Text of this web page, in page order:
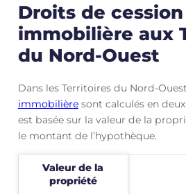
Droits de cession
immobilière aux
du Nord-Ouest
Dans les Territoires du Nord-
immobilièresont calculés en
est basée sur la valeur de la
le montant de l’hypothèque.
Valeur de la
propriété
Valeur de la
propriété